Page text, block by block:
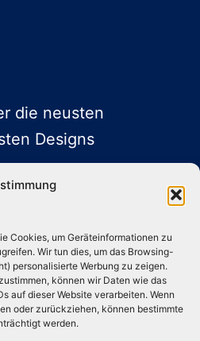
Cookies, um Geräteinformationen zu
Wir tun dies, um das Browsing-
personalisierte Werbung zu zeigen.
können wir Daten wie das
auf dieser Website verarbeiten. Wenn
oder zurückziehen, können bestimmte
werden.
die neusten
Designs
Media